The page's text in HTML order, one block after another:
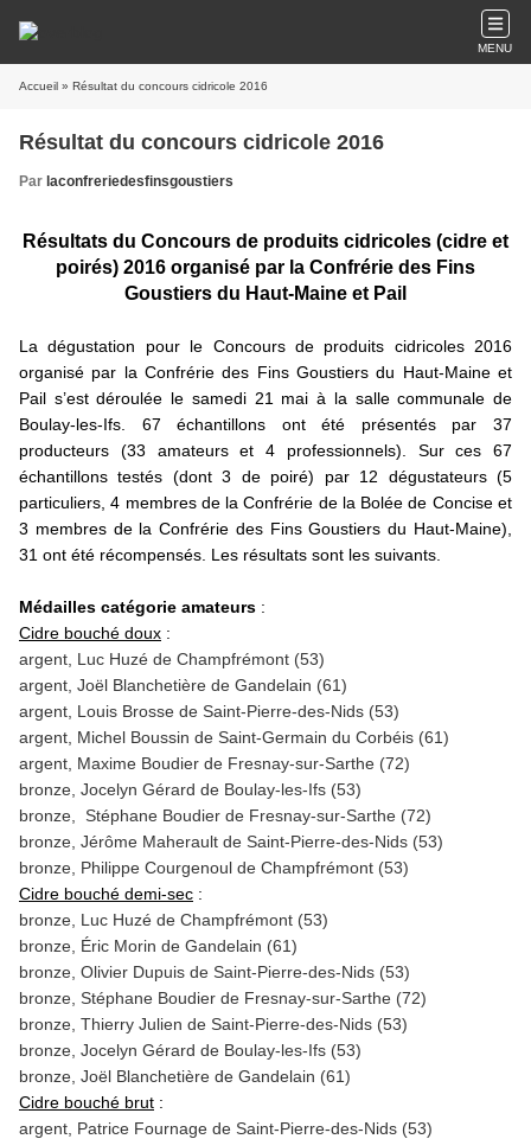
MENU
Accueil » Résultat du concours cidricole 2016
Résultat du concours cidricole 2016
Par laconfreriedesfinsgoustiers
Résultats du Concours de produits cidricoles (cidre et
poirés) 2016 organisé par la Confrérie des Fins
Goustiers du Haut-Maine et Pail
La dégustation pour le Concours de produits cidricoles 2016
organisé par la Confrérie des Fins Goustiers du Haut-Maine et
Pail s’est déroulée le samedi 21 mai à la salle communale de
Boulay-les-Ifs. 67 échantillons ont été présentés par 37
producteurs (33 amateurs et 4 professionnels). Sur ces 67
échantillons testés (dont 3 de poiré) par 12 dégustateurs (5
particuliers, 4 membres de la Confrérie de la Bolée de Concise et
3 membres de la Confrérie des Fins Goustiers du Haut-Maine),
31 ont été récompensés. Les résultats sont les suivants.
Médailles catégorie amateurs :
Cidre bouché doux :
argent, Luc Huzé de Champfrémont (53)
argent, Joël Blanchetière de Gandelain (61)
argent, Louis Brosse de Saint-Pierre-des-Nids (53)
argent, Michel Boussin de Saint-Germain du Corbéis (61)
argent, Maxime Boudier de Fresnay-sur-Sarthe (72)
bronze, Jocelyn Gérard de Boulay-les-Ifs (53)
bronze, Stéphane Boudier de Fresnay-sur-Sarthe (72)
bronze, Jérôme Maherault de Saint-Pierre-des-Nids (53)
bronze, Philippe Courgenoul de Champfrémont (53)
Cidre bouché demi-sec :
bronze, Luc Huzé de Champfrémont (53)
bronze, Éric Morin de Gandelain (61)
bronze, Olivier Dupuis de Saint-Pierre-des-Nids (53)
bronze, Stéphane Boudier de Fresnay-sur-Sarthe (72)
bronze, Thierry Julien de Saint-Pierre-des-Nids (53)
bronze, Jocelyn Gérard de Boulay-les-Ifs (53)
bronze, Joël Blanchetière de Gandelain (61)
Cidre bouché brut :
argent, Patrice Fournage de Saint-Pierre-des-Nids (53)